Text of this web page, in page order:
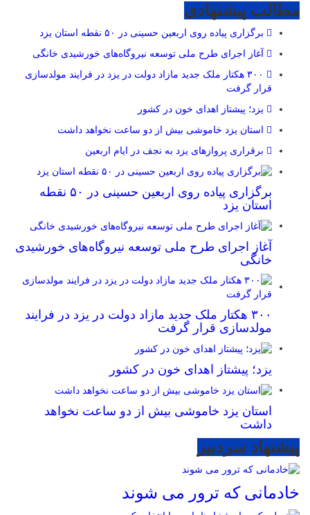
مطالب پیشنهادی
برگزاری پیاده روی اربعین حسینی در ۵۰ نقطه استان یزد
آغاز اجرای طرح ملی توسعه نیروگاه‌های خورشیدی خانگی
۳۰۰ هکتار ملک جدید مازاد دولت در یزد در فرایند مولدسازی
قرار گرفت
یزد؛ پیشتاز اهدای خون در کشور
استان یزد خاموشی بیش از دو ساعت نخواهد داشت
برقراری پرواز‌های یزد به نجف در ایام اربعین
برگزاری پیاده روی اربعین حسینی در ۵۰ نقطه
استان یزد
آغاز اجرای طرح ملی توسعه نیروگاه‌های خورشیدی
خانگی
۳۰۰ هکتار ملک جدید مازاد دولت در یزد در فرایند
مولدسازی قرار گرفت
یزد؛ پیشتاز اهدای خون در کشور
استان یزد خاموشی بیش از دو ساعت نخواهد
داشت
پیشنهاد سردبیر
خادمانی که ترور می شوند